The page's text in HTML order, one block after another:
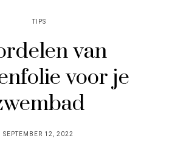
TIPS
van
voor je
POSTED
SEPTEMBER 12, 2022